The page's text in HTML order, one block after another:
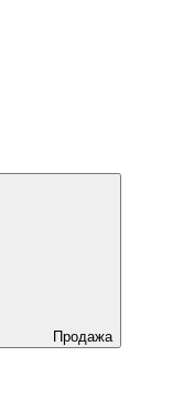
Продажа